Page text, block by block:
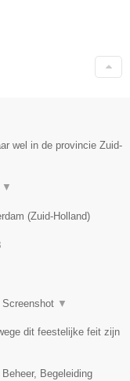
wel in de provincie Zuid-
▼
(Zuid-Holland)
Screenshot ▼
dit feestelijke feit zijn
Begeleiding